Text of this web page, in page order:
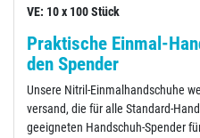
VE: 10 x 100 Stück
Praktische Einmal-
den Spender
Unsere Nitril-Einmalhandschuhe
versand, die für alle Standard-
geeigneten Handschuh-Spender